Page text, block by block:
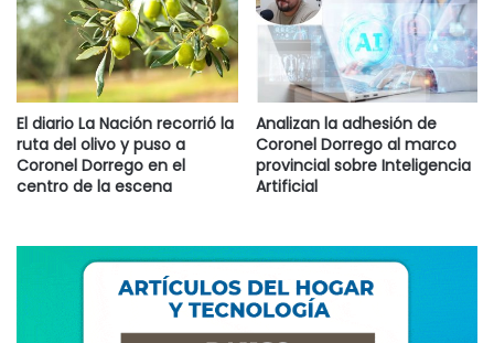
El diario La Nación recorrió la
ruta del olivo y puso a
Coronel Dorrego en el
centro de la escena
Analizan la adhesión de
Coronel Dorrego al marco
provincial sobre Inteligencia
Artificial